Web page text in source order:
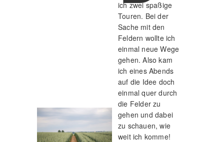
ich zwei spaßige
Touren. Bei der
Sache mit den
Feldern wollte ich
einmal neue Wege
gehen. Also kam
ich eines Abends
auf die Idee doch
einmal quer durch
die Felder zu
gehen und dabei
zu schauen, wie
weit ich komme!